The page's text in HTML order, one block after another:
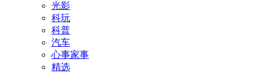
光影
科玩
科普
汽车
心事家事
精选